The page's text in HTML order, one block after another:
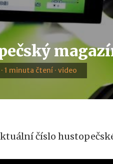
1 minuta čtení · video
číslo